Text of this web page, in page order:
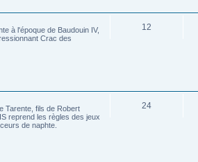
à l'époque de Baudouin IV,
Crac des
12
Tarente, fils de Robert
reprend les règles des jeux
de naphte.
24